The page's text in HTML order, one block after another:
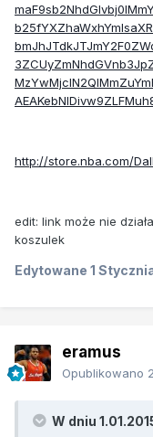
http://store.nba.com/
edit: link może nie
koszulek
Edytowane 1
eramus
Opublikowano
W dniu